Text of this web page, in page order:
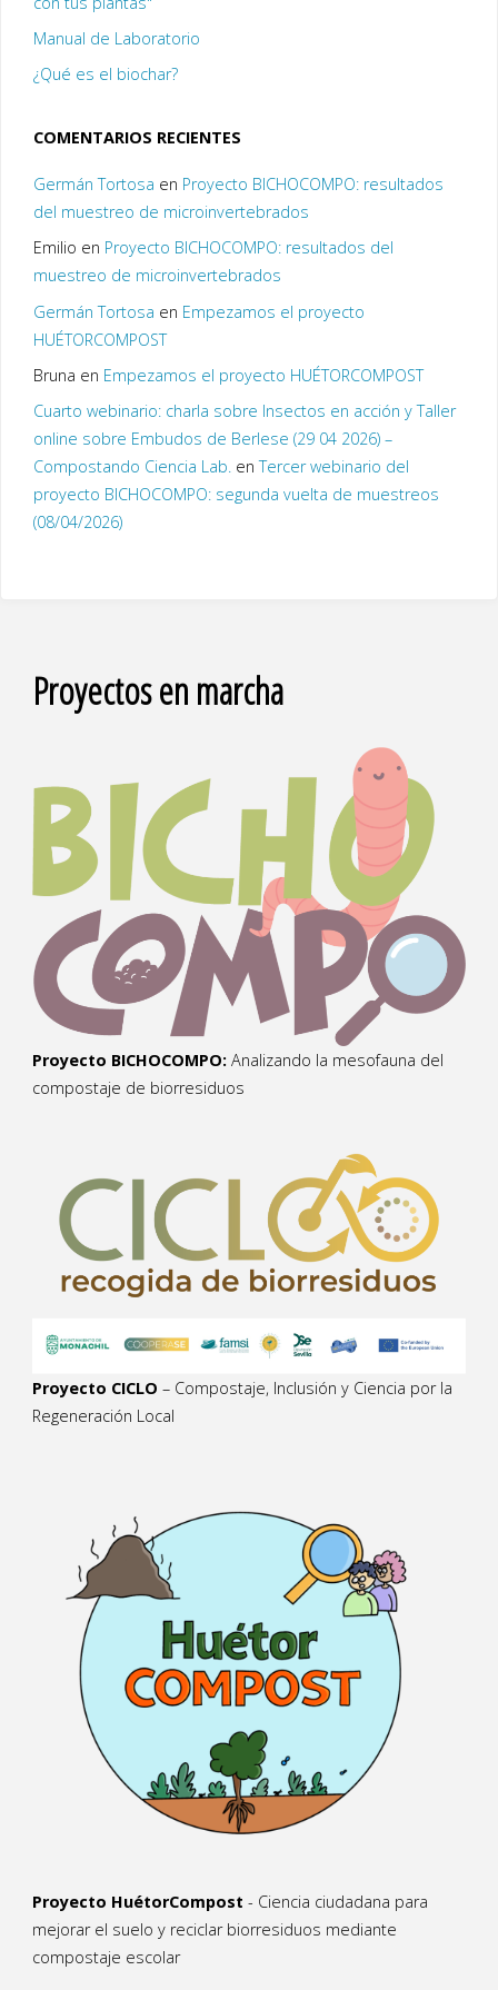
Manual de Laboratorio
¿Qué es el biochar?
COMENTARIOS RECIENTES
Germán Tortosa en Proyecto BICHOCOMPO: resultados
del muestreo de microinvertebrados
Emilio en Proyecto BICHOCOMPO: resultados del
muestreo de microinvertebrados
Germán Tortosa en Empezamos el proyecto
HUÉTORCOMPOST
Bruna en Empezamos el proyecto HUÉTORCOMPOST
Cuarto webinario: charla sobre Insectos en acción y Taller
online sobre Embudos de Berlese (29 04 2026) –
Compostando Ciencia Lab.enTercer webinario del
proyecto BICHOCOMPO: segunda vuelta de muestreos
(08/04/2026)
Proyectos en marcha
Proyecto BICHOCOMPO: Analizando la mesofauna del
compostaje de biorresiduos
Proyecto CICLO – Compostaje, Inclusión y Ciencia por la
Regeneración Local
Proyecto HuétorCompost - Ciencia ciudadana para
mejorar el suelo y reciclar biorresiduos mediante
compostaje escolar